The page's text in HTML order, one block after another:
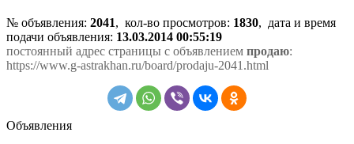
№ объявления: 2041, кол-во просмотров: 1830, дата и время
подачи объявления: 13.03.2014 00:55:19
постоянный адрес страницы с объявлением продаю:
https://www.g-astrakhan.ru/board/prodaju-2041.html
Объявления